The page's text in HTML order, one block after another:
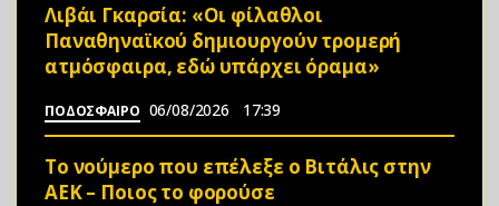
Λιβάι Γκαρσία: «Οι φίλαθλοι
Παναθηναϊκού δημιουργούν τρομερή
ατμόσφαιρα, εδώ υπάρχει όραμα»
ΠΟΔΟΣΦΑΙΡΟ 06/08/2026 17:39
Το νούμερο που επέλεξε ο Βιτάλις στην
ΑΕΚ – Ποιος το φορούσε